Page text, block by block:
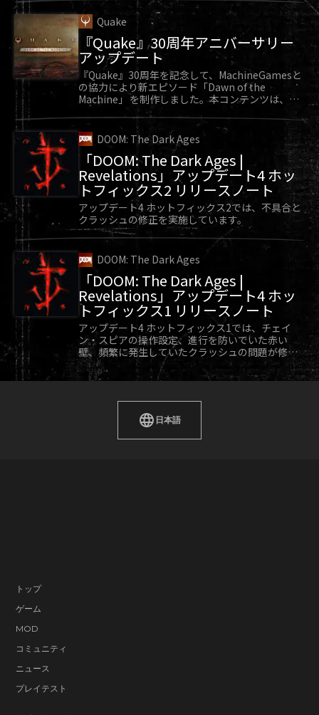
れています。体力が低下しているときは、意図的
に、最も注意深く活動的な状態になります。私た
ちはこのシステムの有用性を、よりローンチ時に
近い設定に戻し、戦闘時のこの側面を強化しまし
た
現在も問題が継続している場合は、こちらからカ
スタマーサービスチームにお問い合わせくださ
い。
アップデート2.1や、アップデート2.1ホットフィ
ックス の詳細についてもぜひご確認ください
Quake
『Quake』30周年アニバーサリー
アップデート
『Quake』30周年を記念して、MachineGamesと
の協力により新エピソード「Dawn of the
Machine」 を制作しました。本コンテンツは、
『Quake』向け無料アップデートとして好評配信
中です。
DOOM: The Dark Ages
「DOOM: The Dark Ages |
Revelations」アップデート4 ホッ
トフィックス2 リリースノート
アップデート4 ホットフィックス2では、不具合と
クラッシュの修正を実施しています。
DOOM: The Dark Ages
「DOOM: The Dark Ages |
Revelations」アップデート4 ホッ
トフィックス1 リリースノート
アップデート4 ホットフィックス1では、チェイ
ン・スピアの操作設定、進行を防いでいた赤い
壁、頻繁に発生していたクラッシュの問題が修正
されています。
日本語
トップ
ゲーム
MOD
コミュニティ
ニュース
プレイテスト